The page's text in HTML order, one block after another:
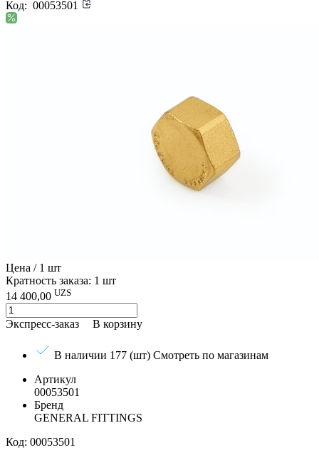
Код: 00053501
Цена / 1 шт
Кратность заказа: 1 шт
14 400,00 UZS
Экспресс-заказ В корзину
В наличии 177 (шт) Смотреть по магазинам
Артикул
00053501
Бренд
GENERAL FITTINGS
Код: 00053501